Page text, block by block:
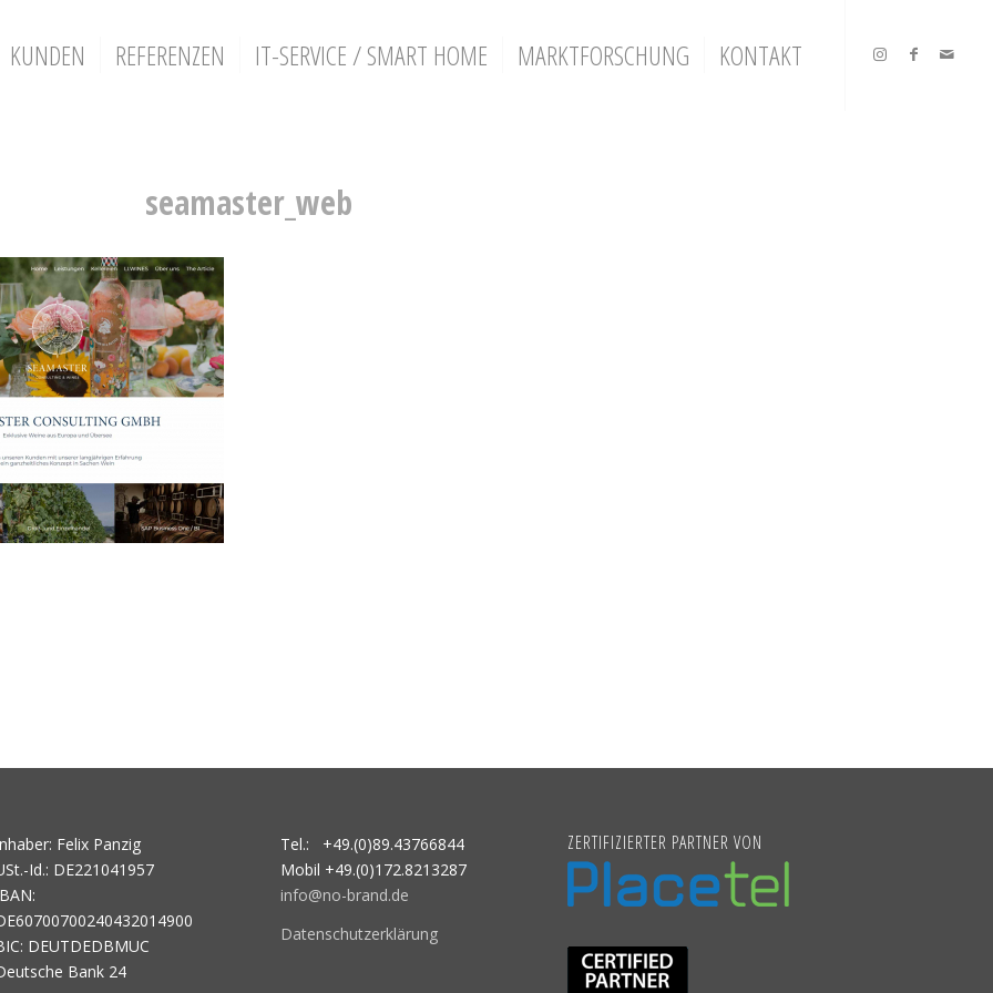
KUNDEN REFERENZEN IT-SERVICE / SMART HOME MARKTFORSCHUNG KONTAKT
seamaster_web
Felix Panzig
Id.: DE221041957
DEUTDEDBMUC
Bank 24
Tel.: +49.(0)89.43766844
Mobil +49.(0)172.8213287
info@no-brand.de
Datenschutzerklärung
ZERTIFIZIERTER PARTNER VON